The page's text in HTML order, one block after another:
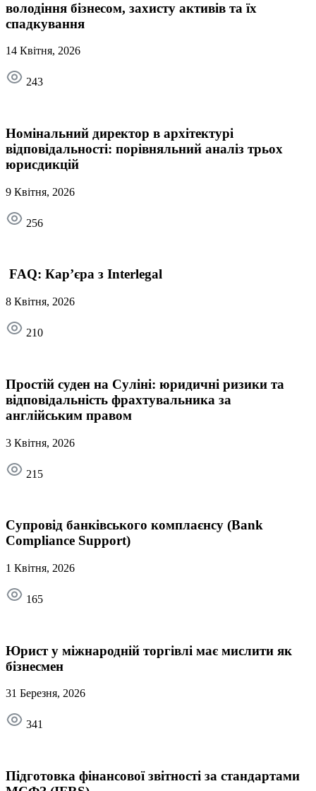
володіння бізнесом, захисту активів та їх
спадкування
14 Квітня, 2026
243
Номінальний директор в архітектурі
відповідальності: порівняльний аналіз трьох
юрисдикцій
9 Квітня, 2026
256
FAQ: Кар’єра з Interlegal
8 Квітня, 2026
210
Простій суден на Суліні: юридичні ризики та
відповідальність фрахтувальника за
англійським правом
3 Квітня, 2026
215
Супровід банківського комплаєнсу (Bank
Compliance Support)
1 Квітня, 2026
165
Юрист у міжнародній торгівлі має мислити як
бізнесмен
31 Березня, 2026
341
Підготовка фінансової звітності за стандартами